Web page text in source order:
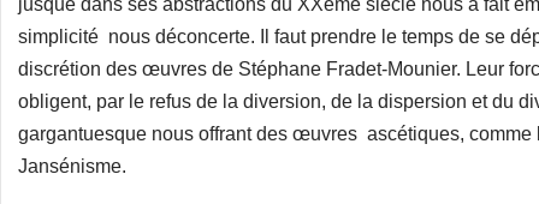
jusque dans ses abstractions du XXème siècle nous a fait
simplicité nous déconcerte. Il faut prendre le temps de se
discrétion des œuvres de Stéphane Fradet-Mounier. Leur
obligent, par le refus de la diversion, de la dispersion et du
gargantuesque nous offrant des œuvres ascétiques,
Jansénisme.